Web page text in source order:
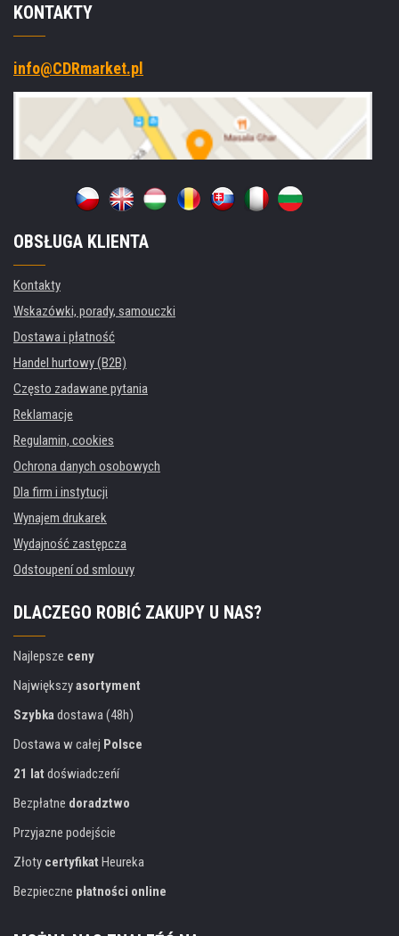
KONTAKTY
info@CDRmarket.pl
OBSŁUGA KLIENTA
Kontakty
Wskazówki, porady, samouczki
Dostawa i płatność
Handel hurtowy (B2B)
Często zadawane pytania
Reklamacje
Regulamin, cookies
Ochrona danych osobowych
Dla firm i instytucji
Wynajem drukarek
Wydajność zastępcza
Odstoupení od smlouvy
DLACZEGO ROBIĆ ZAKUPY U NAS?
Najlepsze ceny
Największyasortyment
Szybkadostawa (48h)
Dostawa w całej Polsce
21 lat doświadczeńí
Bezpłatne doradztwo
Przyjazne podejście
Złoty certyfikat Heureka
Bezpieczne płatności online